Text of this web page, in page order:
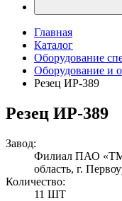
Главная
Каталог
Оборудование
Оборудование и
Резец ИР-389
Резец ИР-389
Завод:
Филиал ПАО
область, г.
Количество:
11 ШТ